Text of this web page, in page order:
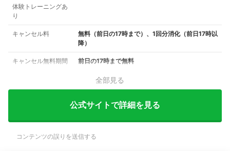
体験トレーニングあ
り
キャンセル料
無料（前日の17時まで）、1回分消化（前日17時以
降）
キャンセル無料期間 前日の17時まで無料
全部見る
公式サイトで詳細を見る
コンテンツの誤りを送信する